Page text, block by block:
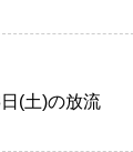
(土)の放流